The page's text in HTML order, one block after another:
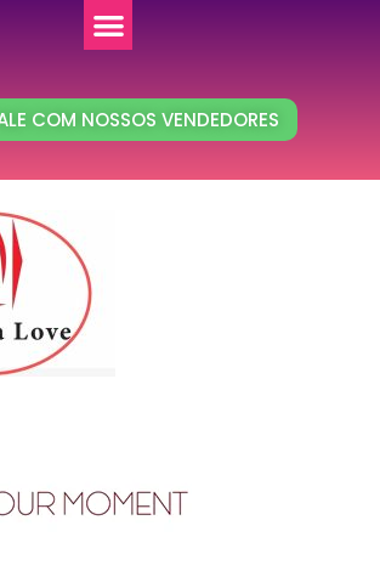
COM NOSSOS VENDEDORES